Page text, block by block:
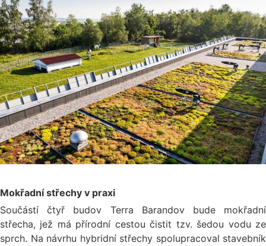
Mokřadní střechy v praxi
Součástí čtyř budov Terra Barandov bude mokřadní
střecha, jež má přírodní cestou čistit tzv. šedou vodu ze
sprch. Na návrhu hybridní střechy spolupracoval stavebník